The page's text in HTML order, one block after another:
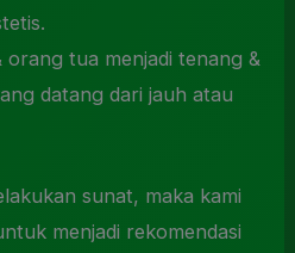
orang tua menjadi tenang &
datang dari jauh atau
sunat, maka kami
menjadi rekomendasi